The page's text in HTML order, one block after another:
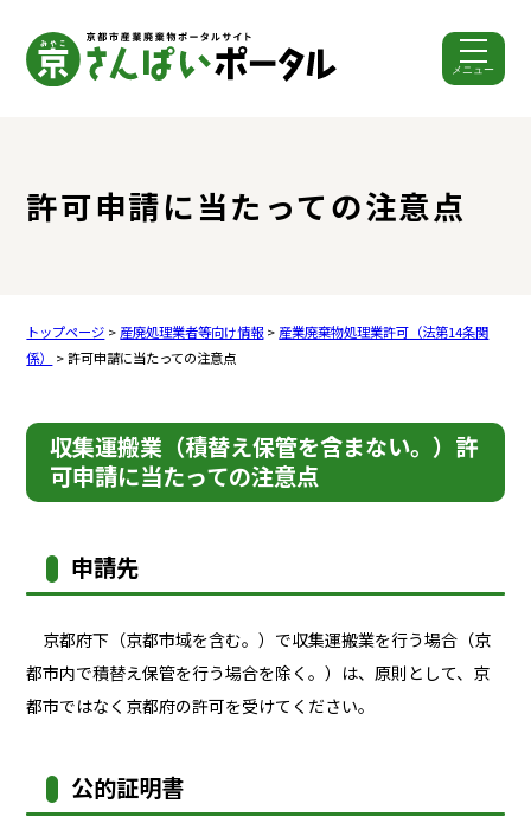
メニュー
許可申請に当たっての注意点
トップページ > 産廃処理業者等向け情報> 産業廃棄物処理業許可（法第14条関
係）
> 許可申請に当たっての注意点
収集運搬業（積替え保管を含まない。）許
可申請に当たっての注意点
申請先
京都府下（京都市域を含む。）で収集運搬業を行う場合（京
都市内で積替え保管を行う場合を除く。）は、原則として、京
都市ではなく京都府の許可を受けてください。
公的証明書